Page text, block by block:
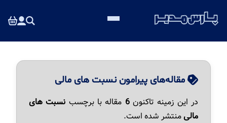
مقاله‌های پیرامون نسبت های مالی
در این زمینه تاکنون6 مقاله با برچسب نسبت های
مالیمنتشر شده است.